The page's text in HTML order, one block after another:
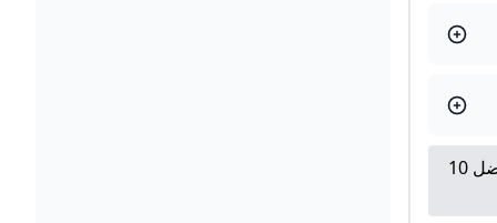
محمد صلاح ومبابى وكين ضمن أفضل 10